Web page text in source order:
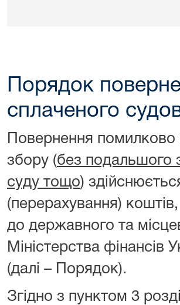
Порядок
сплаченого
Повернення помилково
збору (без подальшого
суду тощо)
(перерахування)
до державного та
Міністерства фінансів
(далі – Порядок).
Згідно з пунктом 3